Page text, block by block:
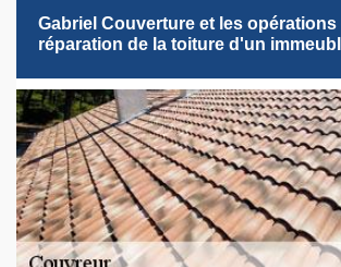
Gabriel Couverture et les opérations
réparation de la toiture d'un